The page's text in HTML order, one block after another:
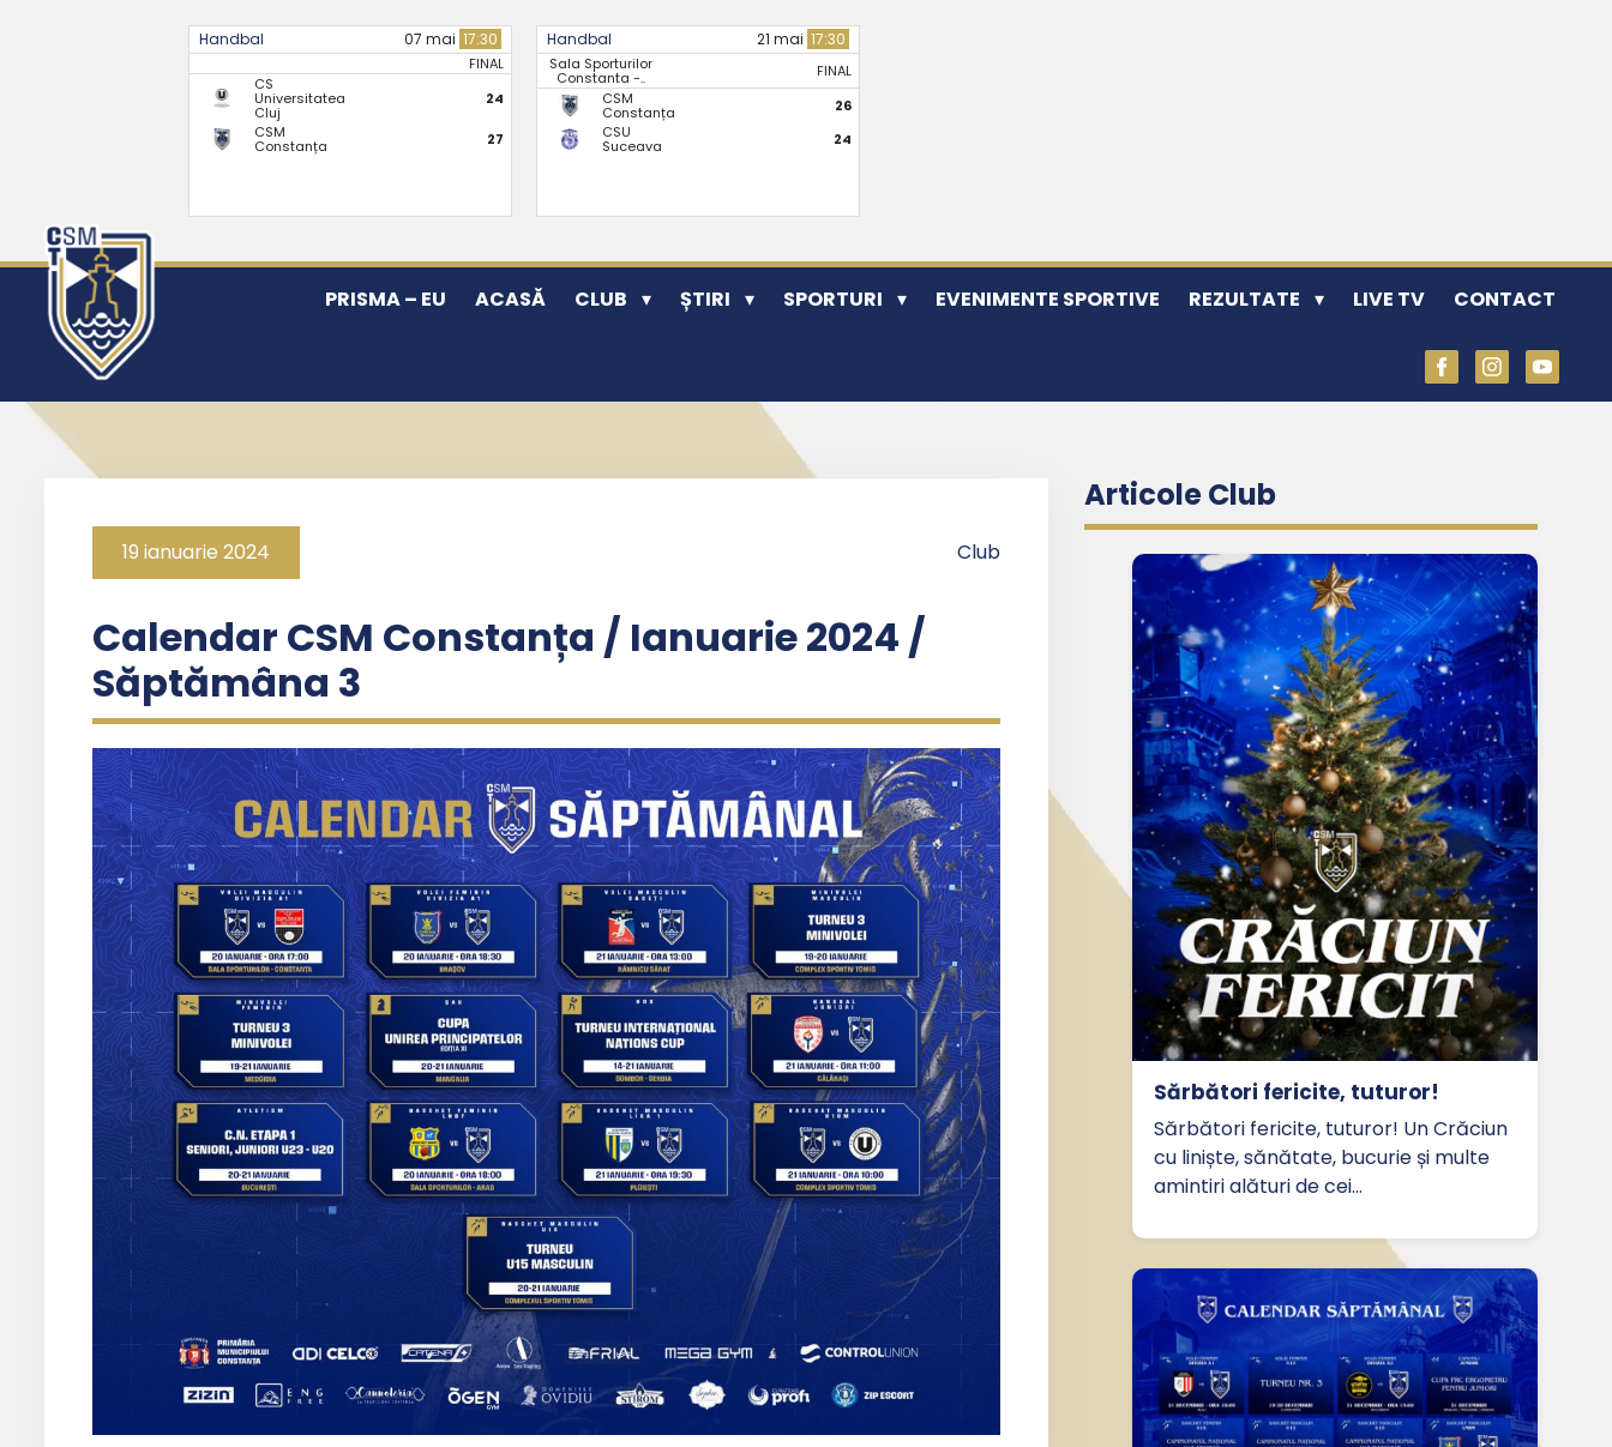
Handbal 07 mai 17:30
FINAL
CS
Universitatea
Cluj
24
CSM
Constanța 27
Handbal 21 mai 17:30
Sala Sporturilor
Constanta -..
FINAL
CSM
Constanța
26
CSU
Suceava 24
PRISMA – EU ACASĂ CLUB ȘTIRI SPORTURI EVENIMENTE SPORTIVE REZULTATE LIVE TV CONTACT
19 ianuarie 2024 Club
Calendar CSM Constanța / Ianuarie 2024 /
Săptămâna 3
Articole Club
Sărbători fericite, tuturor!
Sărbători fericite, tuturor! Un Crăciun
cu liniște, sănătate, bucurie și multe
amintiri alături de cei…